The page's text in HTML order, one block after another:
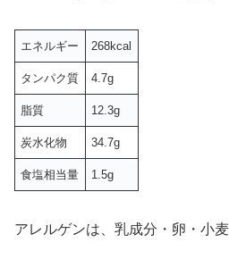
エネルギー 268kcal
タンパク質 4.7g
脂質 12.3g
炭水化物 34.7g
食塩相当量 1.5g
アレルゲンは、乳成分・卵・小麦